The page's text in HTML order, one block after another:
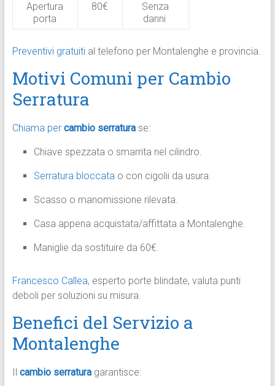
Apertura
porta
80€
Senza
danni ​
Preventivi gratuitial telefono per Montalenghe e provincia.​
Motivi Comuni per Cambio
Serratura
Chiama per cambio serratura se:
Chiave spezzata o smarrita nel cilindro.
Serratura bloccatao con cigolii da usura.
Scasso o manomissione rilevata.
Casa appena acquistata/affittata a Montalenghe.
Maniglie da sostituire da 60€.​
Francesco Callea, esperto porte blindate, valuta punti
deboli per soluzioni su misura.​
Benefici del Servizio a
Montalenghe
cambio serratura garantisce: